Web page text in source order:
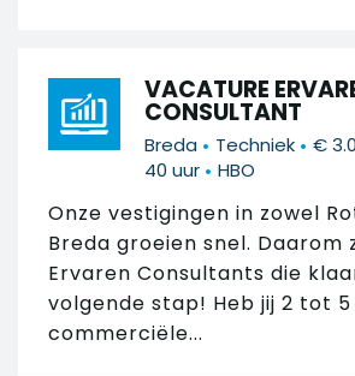
VACATURE
CONSULTANT
Breda • Techniek • €
40 uur • HBO
Onze vestigingen in zowel
Breda groeien snel. Daarom
Ervaren Consultants die
volgende stap! Heb jij 2 tot
commerciële...